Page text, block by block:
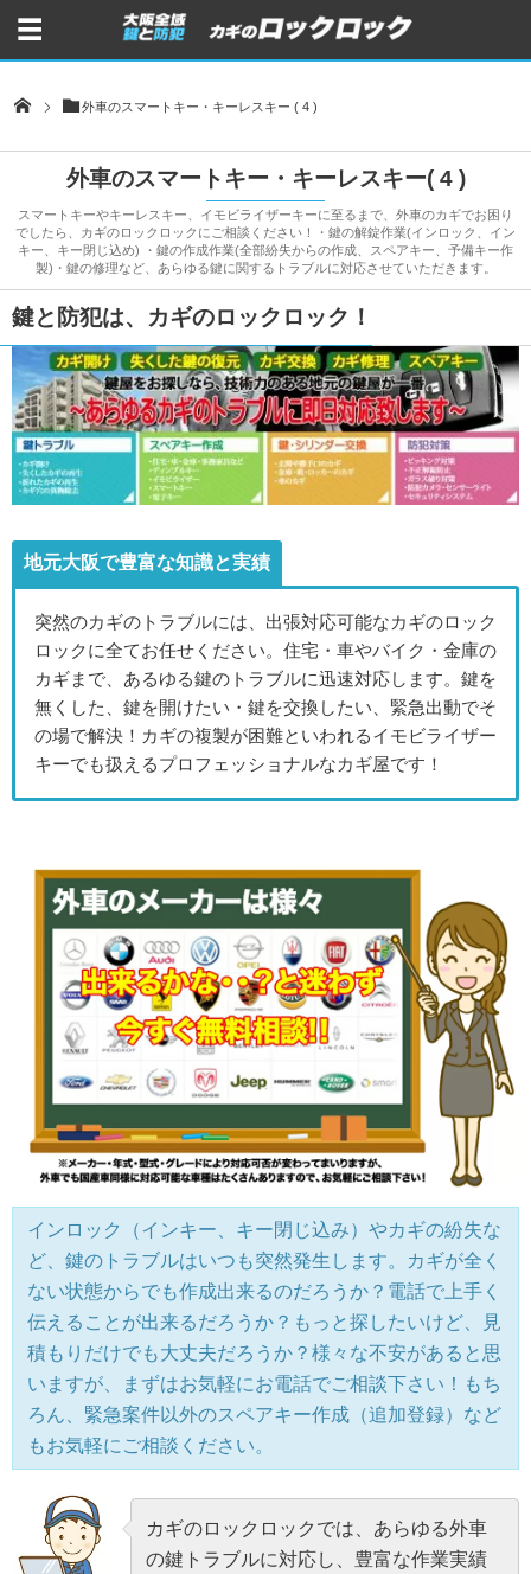
外車のスマートキー・キーレスキー ( 4 )
外車のスマートキー・キーレスキー( 4 )
スマートキーやキーレスキー、イモビライザーキーに至るまで、外車のカギでお困り
でしたら、カギのロックロックにご相談ください！・鍵の解錠作業(インロック、イン
キー、キー閉じ込め) ・鍵の作成作業(全部紛失からの作成、スペアキー、予備キー作
製)・鍵の修理など、あらゆる鍵に関するトラブルに対応させていただきます。
鍵と防犯は、カギのロックロック！
地元大阪で豊富な知識と実績
突然のカギのトラブルには、出張対応可能なカギのロック
ロックに全てお任せください。住宅・車やバイク・金庫の
カギまで、あるゆる鍵のトラブルに迅速対応します。鍵を
無くした、鍵を開けたい・鍵を交換したい、緊急出動でそ
の場で解決！カギの複製が困難といわれるイモビライザー
キーでも扱えるプロフェッショナルなカギ屋です！
インロック（インキー、キー閉じ込み）やカギの紛失な
ど、鍵のトラブルはいつも突然発生します。カギが全く
ない状態からでも作成出来るのだろうか？電話で上手く
伝えることが出来るだろうか？もっと探したいけど、見
積もりだけでも大丈夫だろうか？様々な不安があると思
いますが、まずはお気軽にお電話でご相談下さい！もち
ろん、緊急案件以外のスペアキー作成（追加登録）など
もお気軽にご相談ください。
カギのロックロックでは、あらゆる外車
の鍵トラブルに対応し、豊富な作業実績